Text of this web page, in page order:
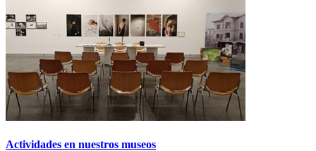
Actividades en nuestros museos